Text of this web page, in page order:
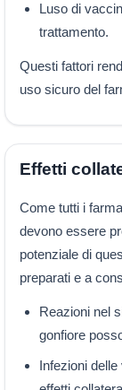
Luso di
trattamento.
Questi fattori
uso sicuro del
Effetti
Come tutti i
devono essere
potenziale di
preparati e a
Reazioni nel
gonfiore
Infezioni